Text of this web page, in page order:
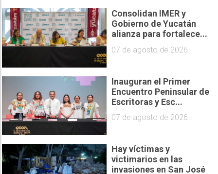
Consolidan IMER y
Gobierno de Yucatán
alianza para fortalece...
07 de agosto de 2026
Inauguran el Primer
Encuentro Peninsular de
Escritoras y Esc...
07 de agosto de 2026
Hay víctimas y
victimarios en las
invasiones en San José